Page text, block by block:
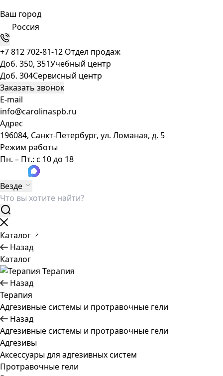
Ваш город
Россия
+7 812 702-81-12 Отдел продаж
Доб. 350, 351Учебный центр
Доб. 304Сервисный центр
Заказать звонок
E-mail
info@carolinaspb.ru
Адрес
196084, Санкт-Петербург, ул. Ломаная, д. 5
Режим работы
Пн. – Пт.: с 10 до 18
Везде
Каталог
Назад
Каталог
Терапия
Назад
Терапия
Адгезивные системы и протравочные гели
Назад
Адгезивные системы и протравочные гели
Адгезивы
Аксессуары для адгезивных систем
Протравочные гели